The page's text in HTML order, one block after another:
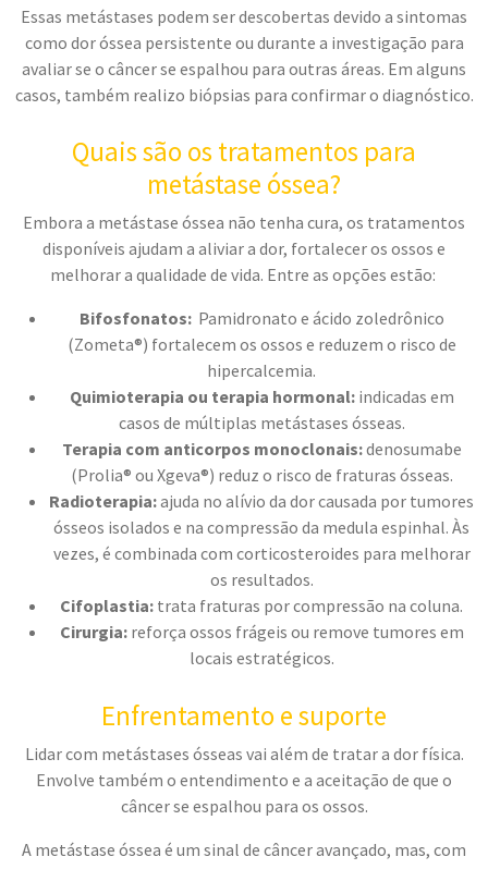
Essas metástases podem ser descobertas devido a sintomas
como dor óssea persistente ou durante a investigação para
avaliar se o câncer se espalhou para outras áreas. Em alguns
casos, também realizo biópsias para confirmar o diagnóstico.
Quais são os tratamentos para
metástase óssea?
Embora a metástase óssea não tenha cura, os tratamentos
disponíveis ajudam a aliviar a dor, fortalecer os ossos e
melhorar a qualidade de vida. Entre as opções estão:
Bifosfonatos:Pamidronato e ácido zoledrônico
(Zometa®) fortalecem os ossos e reduzem o risco de
hipercalcemia.
Quimioterapia ou terapia hormonal:indicadas em
casos de múltiplas metástases ósseas.
Terapia com anticorpos monoclonais:denosumabe
(Prolia® ou Xgeva®) reduz o risco de fraturas ósseas.
Radioterapia:ajuda no alívio da dor causada por tumores
ósseos isolados e na compressão da medula espinhal. Às
vezes, é combinada com corticosteroides para melhorar
os resultados.
Cifoplastia: trata fraturas por compressão na coluna.
Cirurgia:reforça ossos frágeis ou remove tumores em
locais estratégicos.
Enfrentamento e suporte
Lidar com metástases ósseas vai além de tratar a dor física.
Envolve também o entendimento e a aceitação de que o
câncer se espalhou para os ossos.
A metástase óssea é um sinal de câncer avançado, mas, com